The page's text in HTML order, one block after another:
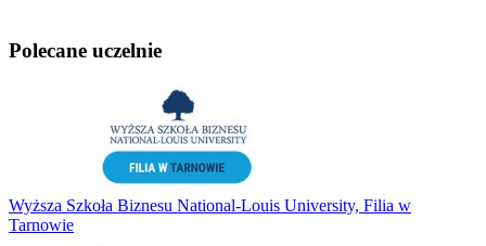
Polecane uczelnie
Wyższa Szkoła Biznesu National-Louis University, Filia w
Tarnowie